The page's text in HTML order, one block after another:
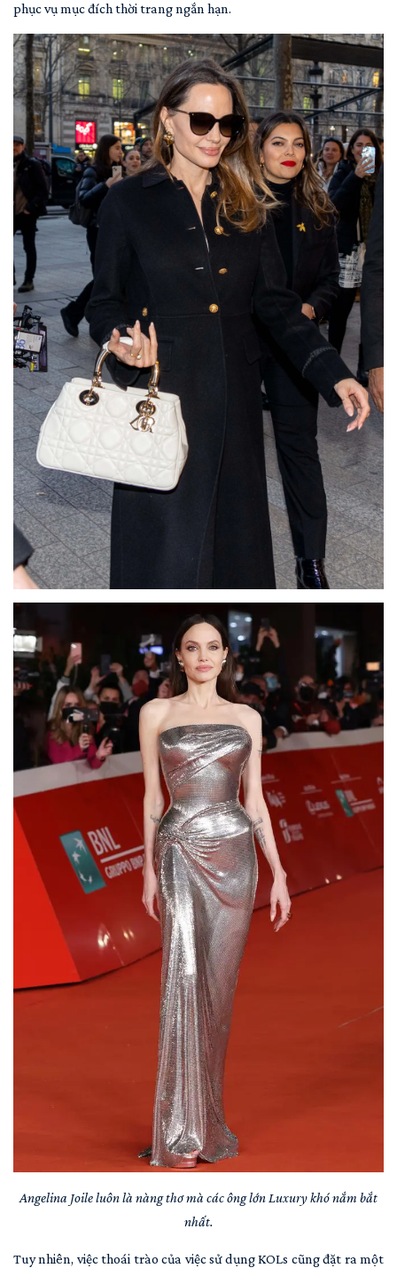
phục vụ mục đích thời trang ngắn hạn.
Angelina Joile luôn là nàng thơ mà các ông lớn Luxury khó nắm bắt
nhất.
Tuy nhiên, việc thoái trào của việc sử dụng KOLs cũng đặt ra một